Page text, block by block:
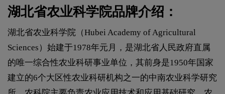
湖北省农业科学院品牌介绍：
湖北省农业科学院（Hubei Academy of Agricultural
Sciences）始建于1978年元月，是湖北省人民政府直属
的唯一综合性农业科研事业单位，其前身是1950年国家
建立的6个大区性农业科研机构之一的中南农业科学研究